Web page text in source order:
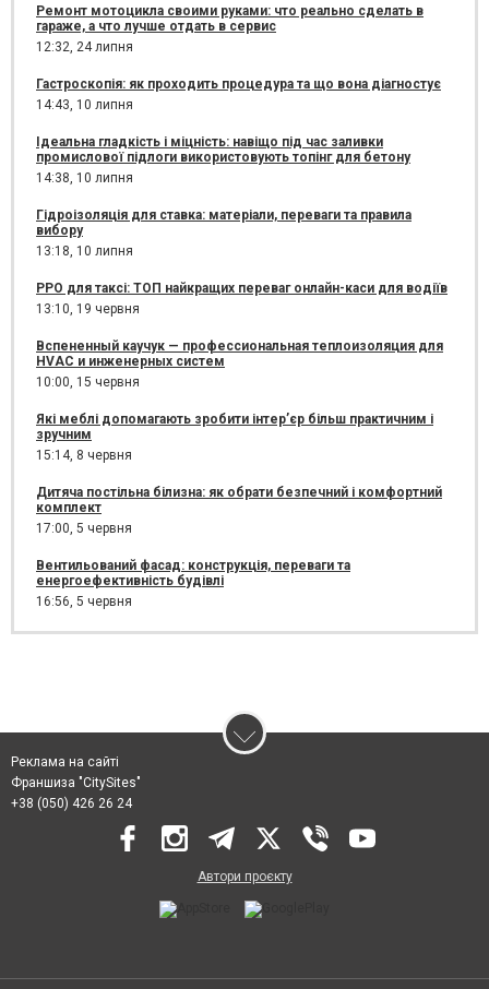
Ремонт мотоцикла своими руками: что реально сделать в
гараже, а что лучше отдать в сервис
12:32, 24 липня
Гастроскопія: як проходить процедура та що вона діагностує
14:43, 10 липня
Ідеальна гладкість і міцність: навіщо під час заливки
промислової підлоги використовують топінг для бетону
14:38, 10 липня
Гідроізоляція для ставка: матеріали, переваги та правила
вибору
13:18, 10 липня
РРО для таксі: ТОП найкращих переваг онлайн-каси для водіїв
13:10, 19 червня
Вспененный каучук — профессиональная теплоизоляция для
HVAC и инженерных систем
10:00, 15 червня
Які меблі допомагають зробити інтер’єр більш практичним і
зручним
15:14, 8 червня
Дитяча постільна білизна: як обрати безпечний і комфортний
комплект
17:00, 5 червня
Вентильований фасад: конструкція, переваги та
енергоефективність будівлі
16:56, 5 червня
Реклама на сайті
Франшиза "CitySites"
+38 (050) 426 26 24
Автори проєкту